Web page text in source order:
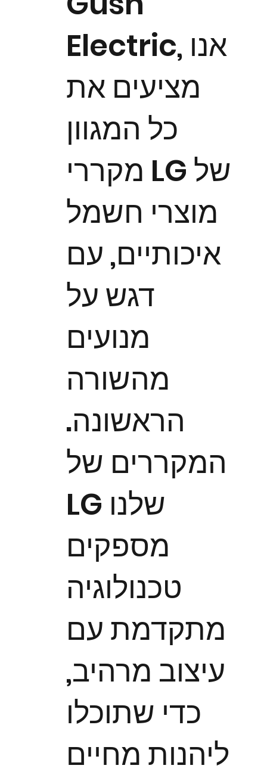
Electric, אנו
מציעים את
כל המגוון
מקררי LG של
מוצרי חשמל
איכותיים, עם
דגש על
מנועים
מהשורה
הראשונה.
המקררים של
LG שלנו
מספקים
טכנולוגיה
מתקדמת עם
עיצוב מרהיב,
כדי שתוכלו
ליהנות מחיים